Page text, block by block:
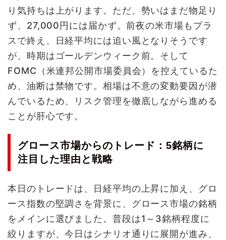
り気持ちは上がります。ただ、勢いはまだ物足り
ず、27,000円には届かず。前夜の米市場もプラ
スで終え、日経平均には追い風となりそうです
が、時期はゴールデンウィーク前。そして
FOMC（米連邦公開市場委員会）を控えているた
め、油断は禁物です。相場は不意の変動要因が潜
んでいるため、リスク管理を徹底しながら進める
ことが肝心です。
グロース市場からのトレード：5銘柄に
注目した理由と戦略
本日のトレードは、日経平均の上昇に加え、グロ
ース指数の堅調さを背景に、グロース市場の銘柄
をメインに選びました。普段は1～3銘柄程度に
絞りますが、今日はシナリオ通りに展開が進み、